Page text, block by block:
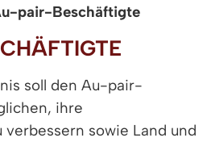
pair-Beschäftigte
soll den Au-pair-
ihre
verbessern sowie Land und